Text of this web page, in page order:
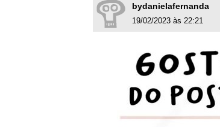
bydanielafernanda
19/02/2023 às 22:21